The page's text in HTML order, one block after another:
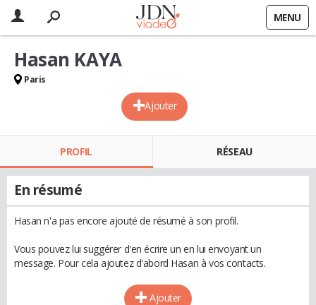
MENU
Ajouter
Hasan KAYA
Paris
PROFIL RÉSEAU
En résumé
Hasan n'a pas encore ajouté de résumé à son profil.
Vous pouvez lui suggérer d'en écrire un en lui envoyant un
message. Pour cela ajoutez d'abord Hasan à vos contacts.
Ajouter